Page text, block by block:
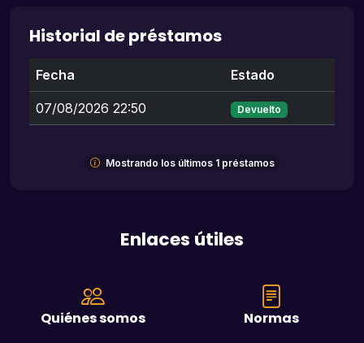
Historial de préstamos
Fecha Estado
07/08/2026 22:50 Devuelto
Mostrando los últimos 1 préstamos
Enlaces útiles
Quiénes somos Normas